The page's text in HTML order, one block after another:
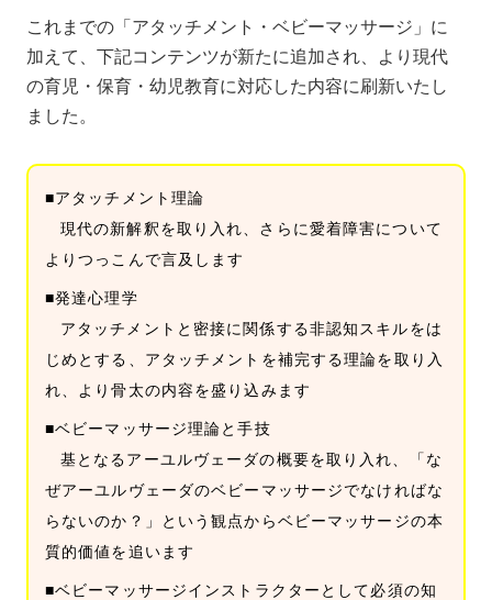
これまでの「アタッチメント・ベビーマッサージ」に
加えて、下記コンテンツが新たに追加され、より現代
の育児・保育・幼児教育に対応した内容に刷新いたし
ました。
■アタッチメント理論
現代の新解釈を取り入れ、さらに愛着障害について
よりつっこんで言及します
■発達心理学
アタッチメントと密接に関係する非認知スキルをは
じめとする、アタッチメントを補完する理論を取り入
れ、より骨太の内容を盛り込みます
■ベビーマッサージ理論と手技
基となるアーユルヴェーダの概要を取り入れ、「な
ぜアーユルヴェーダのベビーマッサージでなければな
らないのか？」という観点からベビーマッサージの本
質的価値を追います
■ベビーマッサージインストラクターとして必須の知